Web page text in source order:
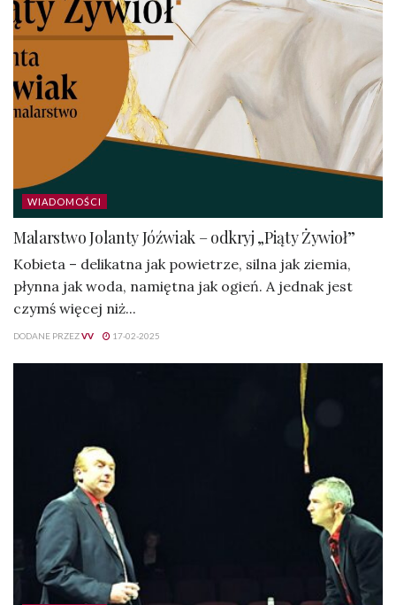
WIADOMOŚCI
Malarstwo Jolanty Jóźwiak – odkryj „Piąty Żywioł”
Kobieta – delikatna jak powietrze, silna jak ziemia,
płynna jak woda, namiętna jak ogień. A jednak jest
czymś więcej niż...
DODANE PRZEZVV 17-02-2025